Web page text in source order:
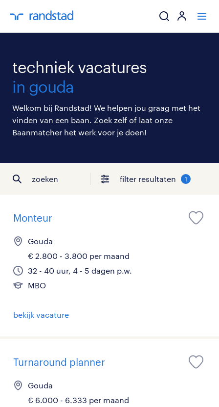
mijn carrière
over randstad
techniek vacatures
in gouda
Welkom bij Randstad! We helpen jou graag met het
vinden van een baan. Zoek zelf of laat onze
Baanmatcher het werk voor je doen!
zoeken filter resultaten 1
Monteur
Gouda
€ 2.800 - 3.800 per maand
32 - 40 uur, 4 - 5 dagen p.w.
MBO
bekijk vacature
Turnaround planner
Gouda
€ 6.000 - 6.333 per maand